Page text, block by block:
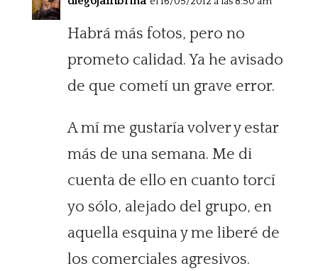
Habrá más fotos, pero no
prometo calidad. Ya he avisado
de que cometí un grave error.
A mí me gustaría volver y estar
más de una semana. Me di
cuenta de ello en cuanto torcí
yo sólo, alejado del grupo, en
aquella esquina y me liberé de
los comerciales agresivos.